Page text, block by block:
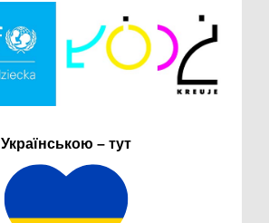
Українською – тут